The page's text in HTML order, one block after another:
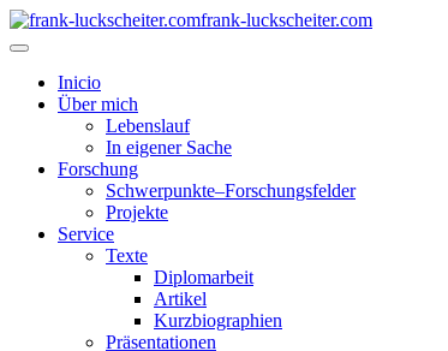
frank-luckscheiter.com
Inicio
Über mich
Lebenslauf
In eigener Sache
Forschung
Schwerpunkte–Forschungsfelder
Projekte
Service
Texte
Diplomarbeit
Artikel
Kurzbiographien
Präsentationen